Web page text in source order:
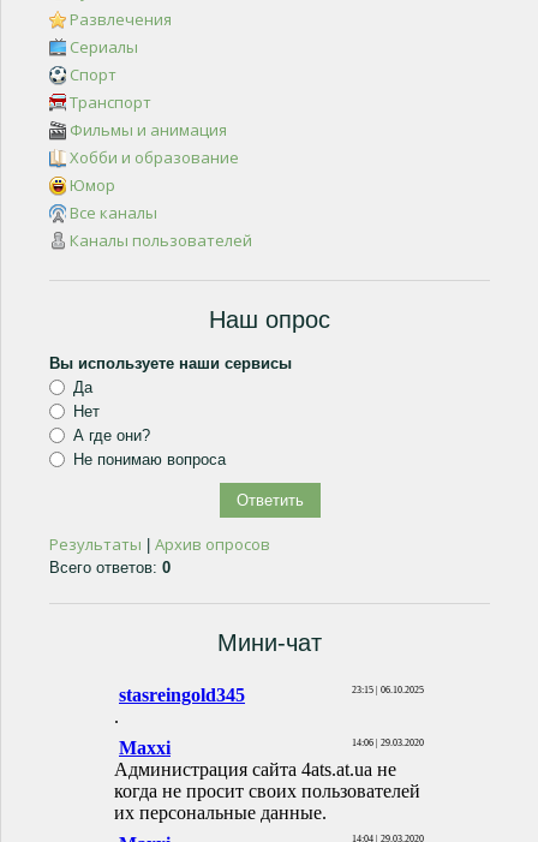
Развлечения
Сериалы
Спорт
Транспорт
Фильмы и анимация
Хобби и образование
Юмор
Все каналы
Каналы пользователей
Наш опрос
Вы используете наши сервисы
Да
Нет
А где они?
Не понимаю вопроса
Результаты Архив опросов
Всего ответов: 0
Мини-чат